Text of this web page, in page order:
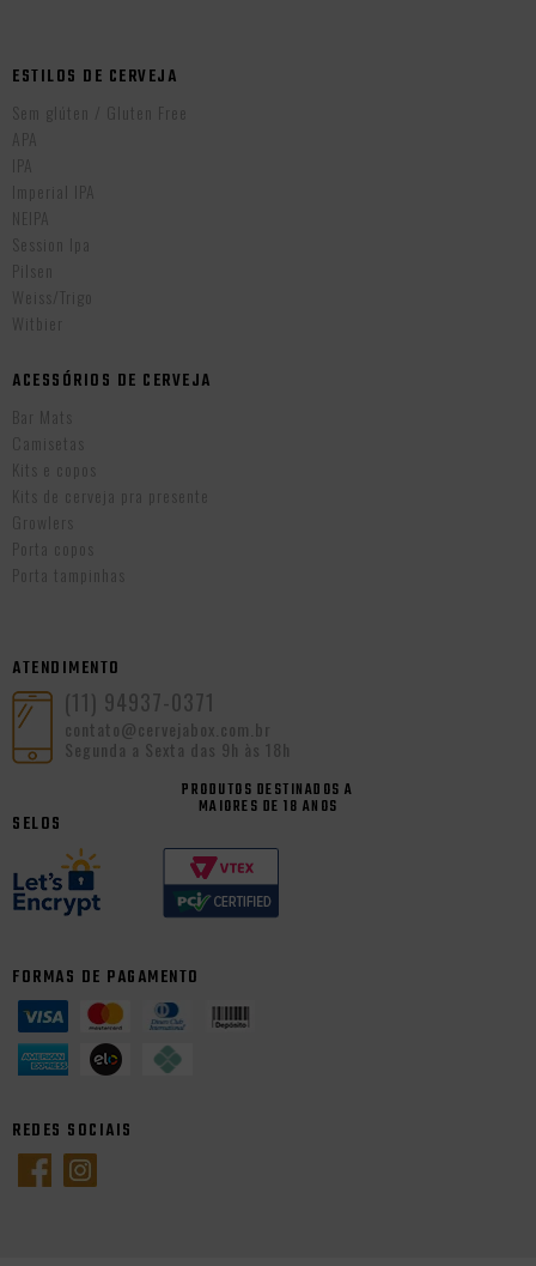
ESTILOS DE CERVEJA
Sem glúten / Gluten Free
APA
IPA
Imperial IPA
NEIPA
Session Ipa
Pilsen
Weiss/Trigo
Witbier
ACESSÓRIOS DE CERVEJA
Bar Mats
Camisetas
Kits e copos
Kits de cerveja pra presente
Growlers
Porta copos
Porta tampinhas
ATENDIMENTO
(11) 94937-0371
contato@cervejabox.com.br
Segunda a Sexta das 9h às 18h
PRODUTOS DESTINADOS A
MAIORES DE 18 ANOS
SELOS
FORMAS DE PAGAMENTO
REDES SOCIAIS